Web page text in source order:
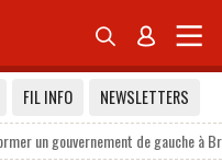
 
FIL INFO
NEWSLETTERS
un gouvernement de gauche à